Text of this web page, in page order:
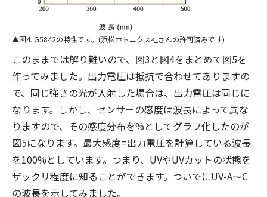
図4. G5842の特性です。(浜松ホトニクス社さんの許可済みです)
このままでは解り難いので、図3と図4をまとめて図5を
作ってみました。出力電圧は抵抗で合わせてありますの
で、同じ強さの光が入射した場合は、出力電圧は同じに
なります。しかし、センサーの感度は波長によって異な
りますので、その感度分布を%としてグラフ化したのが
図5になります。最大感度=出力電圧を計算している波長
を100%としています。つまり、UVやUVカットの状態を
ザックリ程度に知ることができます。ついでにUV-A〜C
の波長を示してみました。